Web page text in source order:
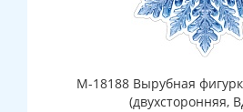
М-18188 Вырубная
(двухсторонняя,